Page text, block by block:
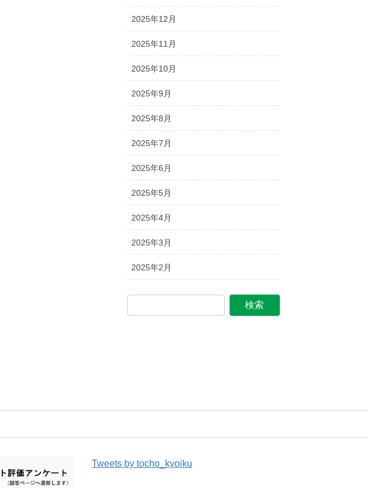
2025年12月
2025年11月
2025年10月
2025年9月
2025年8月
2025年7月
2025年6月
2025年5月
2025年4月
2025年3月
2025年2月
Tweets by tocho_kyoiku